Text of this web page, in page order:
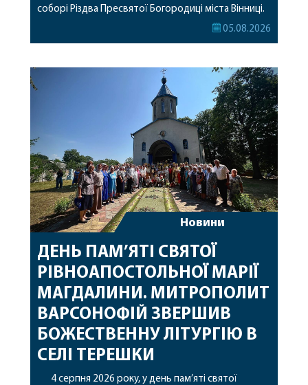
соборі Різдва Пресвятої Богородиці міста Вінниці.
Його Високопреосвященству співслужили
священному сані. Під час богослужіння підносилися
особливі молитви за мир в Україні, за воїнів, які
05.08.2026
Новини
ДЕНЬ ПАМ’ЯТІ СВЯТОЇ
РІВНОАПОСТОЛЬНОЇ МАРІЇ
МАГДАЛИНИ. МИТРОПОЛИТ
ВАРСОНОФІЙ ЗВЕРШИВ
БОЖЕСТВЕННУ ЛІТУРГІЮ В
СЕЛІ ТЕРЕШКИ
4 серпня 2026 року, у день пам’яті святої